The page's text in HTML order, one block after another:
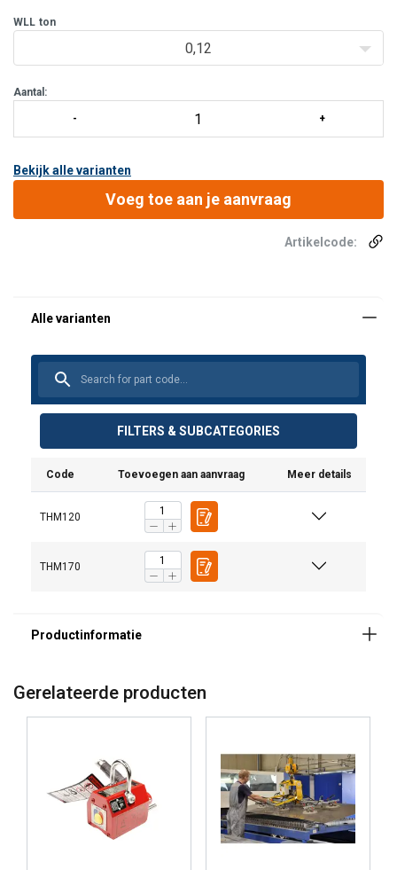
magnetizeerbare metalen werkstukken.
Afhankelijk van het type kunnen platen met een dikte van 1 tot
WLL ton
0,12
Aantal:
Bekijk alle varianten
Voeg toe aan je aanvraag
Artikelcode:
FILTERS & SUBCATEGORIES
Code Toevoegen aan aanvraag Meer details
THM120
THM170
Gerelateerde producten